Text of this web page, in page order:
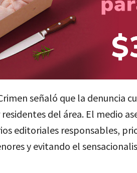
señaló que la denuncia
del área. El medio
editoriales responsables,
y evitando el